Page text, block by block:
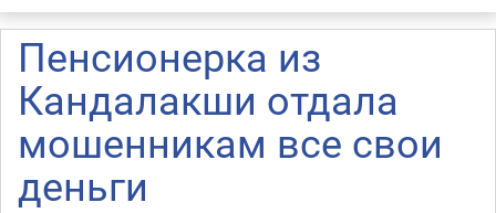
Пенсионерка из
Кандалакши отдала
мошенникам все свои
деньги